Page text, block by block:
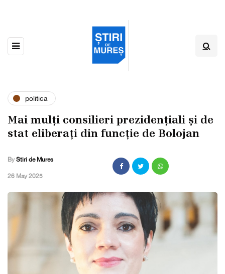
politica
Mai mulți consilieri prezidențiali și de
stat eliberați din funcție de Bolojan
By Stiri de Mures
,26 May 2025